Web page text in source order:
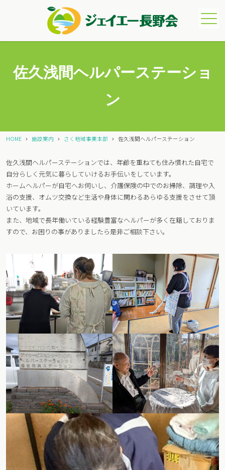
メニュー
佐久浅間ヘルパーステーショ
ン
HOME 施設案内 さく地域事業本部 佐久浅間ヘルパーステーション
佐久浅間ヘルパーステーションでは、年齢を重ねても住み慣れた自宅で
自分らしく元気に暮らしていけるお手伝いをしています。
ホームヘルパーが自宅へお伺いし、介護保険の中でのお掃除、調理や入
浴の支援、オムツ交換など生活や身体に関わるあらゆる支援をさせて頂
いています。
また、地域で長年働いている経験豊富なヘルパーが多く在籍しておりま
すので、お困りの事がありましたら是非ご相談下さい。